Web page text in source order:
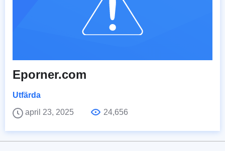
Eporner.com
Utfärda
april 23, 2025
24,656